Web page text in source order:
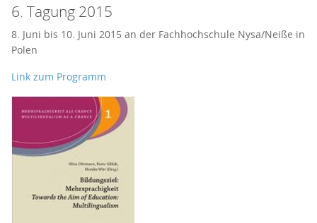
6. Tagung 2015
8. Juni bis 10. Juni 2015 an der Fachhochschule Nysa/Neiße in
Polen
Link zum Programm